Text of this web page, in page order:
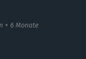
+ 6 Monate